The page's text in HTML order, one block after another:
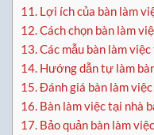
11. Lợi ích của bàn làm
12.Cách chọn bàn làm
13.Các mẫu bàn làm
14. Hướng dẫn tự làm
15.Đánh giá bàn làm
16. Bàn làm việc tại nhà
17. Bảo quản bàn làm